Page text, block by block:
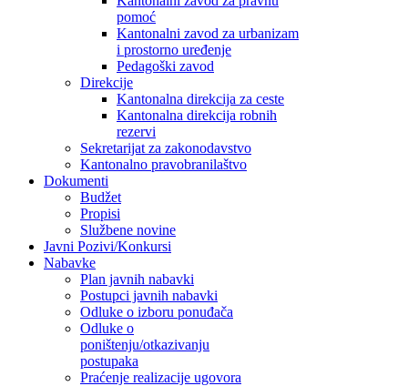
pomoć
Kantonalni zavod za urbanizam
i prostorno uređenje
Pedagoški zavod
Direkcije
Kantonalna direkcija za ceste
Kantonalna direkcija robnih
rezervi
Sekretarijat za zakonodavstvo
Kantonalno pravobranilaštvo
Dokumenti
Budžet
Propisi
Službene novine
Javni Pozivi/Konkursi
Nabavke
Plan javnih nabavki
Postupci javnih nabavki
Odluke o izboru ponuđača
Odluke o
poništenju/otkazivanju
postupaka
Praćenje realizacije ugovora